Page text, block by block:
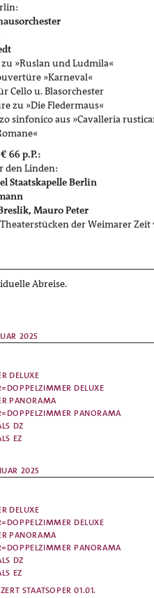
»Ruslan und Ludmila«
»Karneval«
Cello u. Blasorchester
zu »Die Fledermaus«
sinfonico aus »Cavalleria
66 p.P.:
den Linden:
Staatskapelle Berlin
Mauro Peter
der Weimarer
Abreise.
2025
DELUXE
DELUXE
PANORAMA
PANORAMA
DZ
EZ
2025
DELUXE
DELUXE
PANORAMA
PANORAMA
DZ
EZ
STAATSOPER 01.01.